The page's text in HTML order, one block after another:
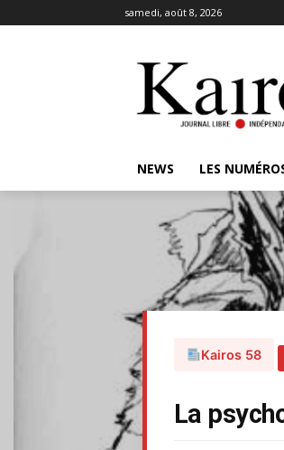
samedi, août 8, 2026
NEWS LES
Kairos 58
La